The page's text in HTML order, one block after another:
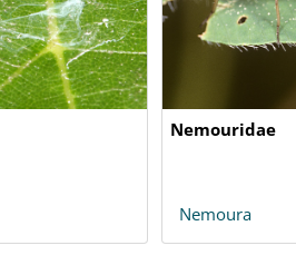
Nemouridae
Nemoura